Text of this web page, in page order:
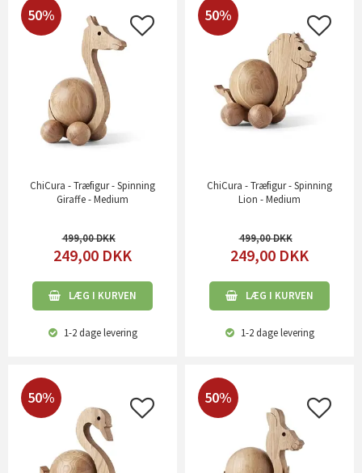
50%
ChiCura - Træfigur - Spinning
Giraffe - Medium
499,00
249,00 DKK
LÆG I KURVEN
1-2 dagelevering
50%
ChiCura - Træfigur - Spinning
Lion - Medium
499,00
249,00 DKK
LÆG I KURVEN
1-2 dagelevering
50% 50%